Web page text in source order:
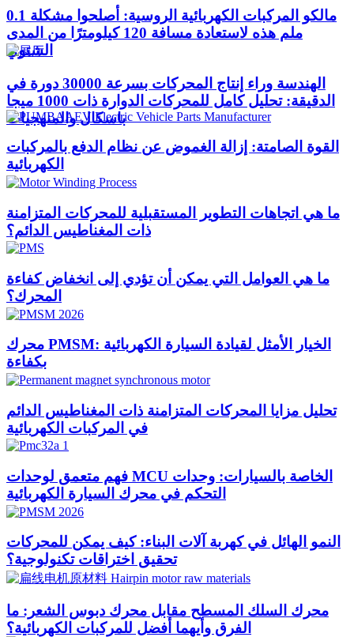
مالكو المركبات الكهربائية الروسية: أصلحوا مشكلة 0.1
ملم هذه لاستعادة مسافة 120 كيلومترًا من المدى
الشتوي
الهندسة وراء إنتاج المحركات بسرعة 30000 دورة في
الدقيقة: تحليل كامل للمحركات الدوارة ذات 1000 ميجا
باسكال والمنهجيات
القوة الصامتة: إزالة الغموض عن نظام الدفع بالمركبات
الكهربائية
ما هي اتجاهات التطوير المستقبلية للمحركات المتزامنة
ذات المغناطيس الدائم؟
ما هي العوامل التي يمكن أن تؤدي إلى انخفاض كفاءة
المحرك؟
محرك PMSM: الخيار الأمثل لقيادة السيارة الكهربائية
بكفاءة
تحليل مزايا المحركات المتزامنة ذات المغناطيس الدائم
في المركبات الكهربائية
فهم متعمق لوحدات MCU الخاصة بالسيارات: وحدات
التحكم في محرك السيارة الكهربائية
النمو الهائل في كهربة آلات البناء: كيف يمكن للمحركات
تحقيق اختراقات تكنولوجية؟
محرك السلك المسطح مقابل محرك دبوس الشعر: ما
الفرق وأيهما أفضل للمركبات الكهربائية؟